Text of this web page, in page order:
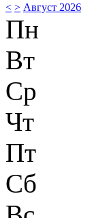
< > Август 2026
Пн
Вт
Ср
Чт
Пт
Сб